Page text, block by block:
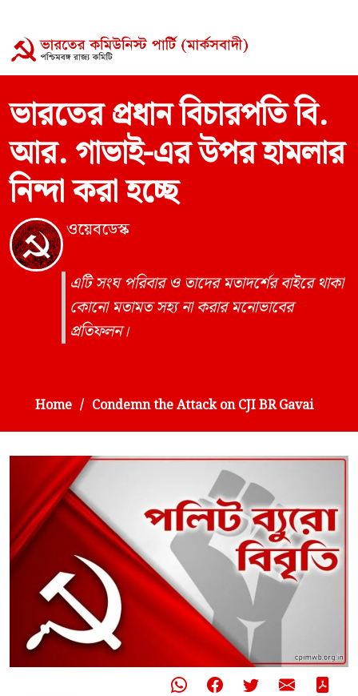
ভারতের প্রধান বিচারপতি বি.
আর. গাভাই-এর উপর হামলার
নিন্দা করা হচ্ছে
ওয়েবডেস্ক
এটি সংঘ পরিবার ও তাদের মতাদর্শের বাইরে থাকা
কোনো মতামত সহ্য না করার মনোভাবের
প্রতিফলন।
Home Condemn the Attack on CJI BR Gavai